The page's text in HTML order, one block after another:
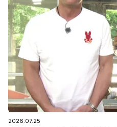
2026.07.25